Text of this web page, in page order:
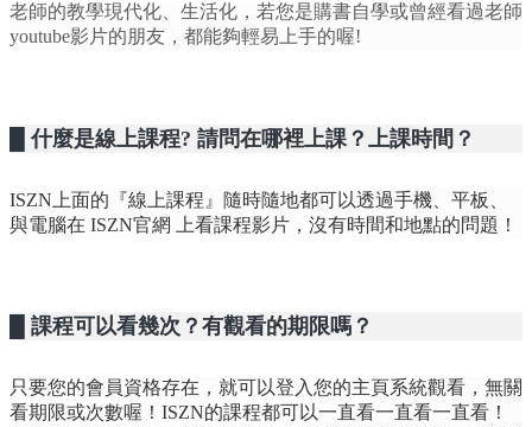
老師的教學現代化、生活化，若您是購書自學或曾經看過老師
youtube影片的朋友，都能夠輕易上手的喔!
█ 什麼是線上課程? 請問在哪裡上課？上課時間？
ISZN上面的『線上課程』隨時隨地都可以透過手機、平板、
與電腦在 ISZN官網 上看課程影片，沒有時間和地點的問題！
█ 課程可以看幾次？有觀看的期限嗎？
只要您的會員資格存在，就可以登入您的主頁系統觀看，無關
看期限或次數喔！ISZN的課程都可以一直看一直看一直看！